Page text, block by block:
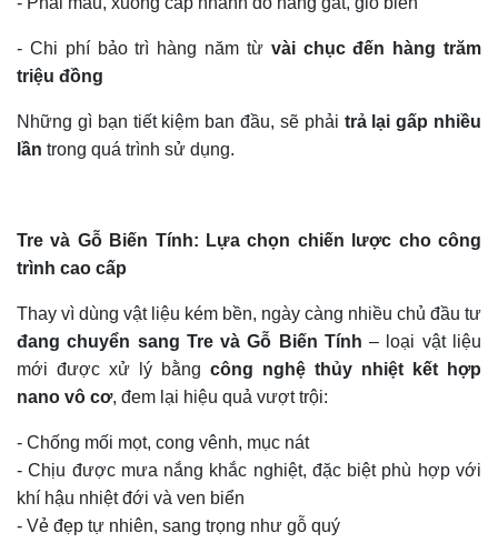
- Chi phí bảo trì hàng năm từ vài chục đến hàng trăm
triệu đồng
Những gì bạn tiết kiệm ban đầu, sẽ phải trả lại gấp nhiều
lần trong quá trình sử dụng.
Tre và Gỗ Biến Tính: Lựa chọn chiến lược cho công
trình cao cấp
Thay vì dùng vật liệu kém bền, ngày càng nhiều chủ đầu tư
đang chuyển sang Tre và Gỗ Biến Tính – loại vật liệu
mới được xử lý bằng công nghệ thủy nhiệt kết hợp
nano vô cơ, đem lại hiệu quả vượt trội:
- Chống mối mọt, cong vênh, mục nát
-Chịu được mưa nắng khắc nghiệt, đặc biệt phù hợp với
khí hậu nhiệt đới và ven biển
- Vẻ đẹp tự nhiên, sang trọng như gỗ quý